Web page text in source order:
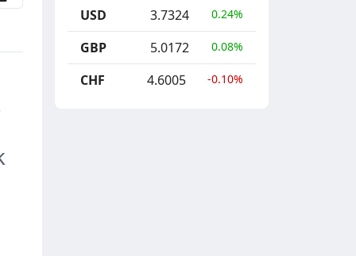
USD 3.7324 0.24%
GBP 5.0172 0.08%
CHF 4.6005 -0.10%